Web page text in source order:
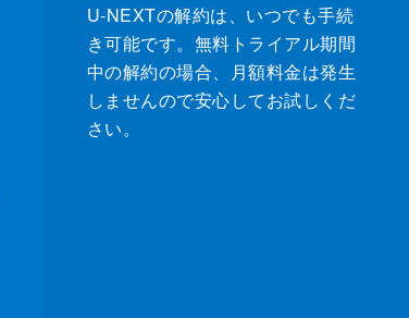
U-NEXTの解約は、いつでも手続
き可能です。無料トライアル期間
中の解約の場合、月額料金は発生
しませんので安心してお試しくだ
さい。